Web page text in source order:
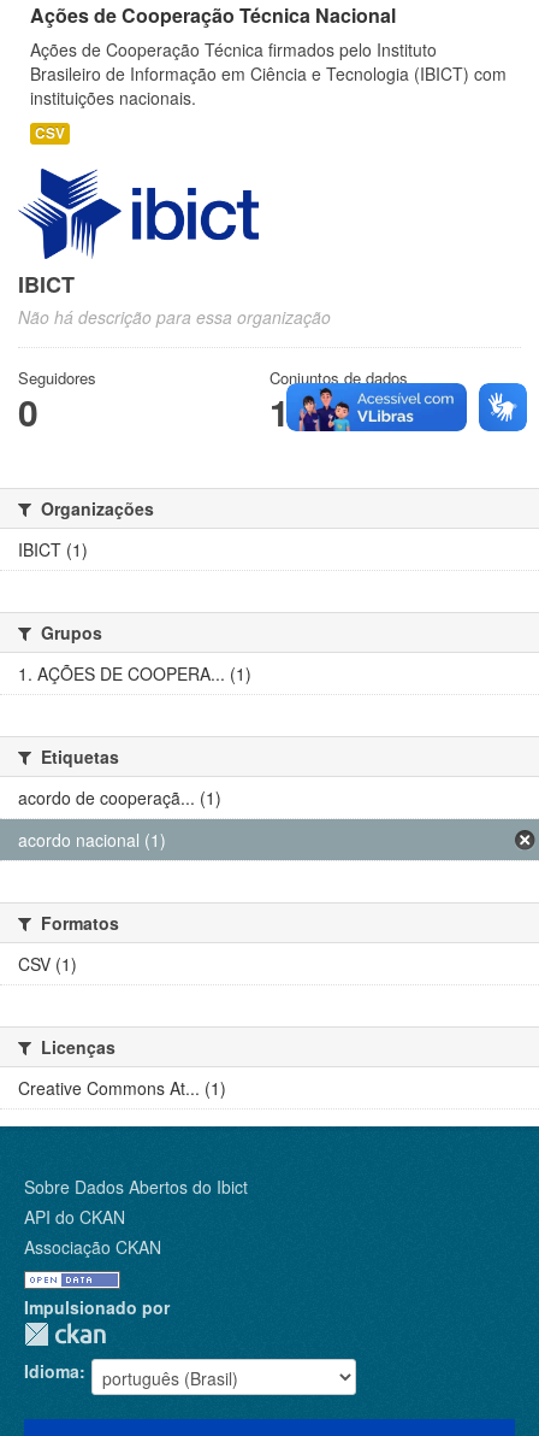
Ações de Cooperação Técnica Nacional
Ações de Cooperação Técnica firmados pelo Instituto
Brasileiro de Informação em Ciência e Tecnologia (IBICT) com
instituições nacionais.
CSV
IBICT
Não há descrição para essa organização
Seguidores
0
Conjuntos de dados
1
Organizações
IBICT (1)
Grupos
1. AÇÕES DE COOPERA... (1)
Etiquetas
acordo de cooperaçã... (1)
acordo nacional (1)
Formatos
CSV (1)
Licenças
Creative Commons At... (1)
Sobre Dados Abertos do Ibict
API do CKAN
Associação CKAN
Impulsionado por
Idioma